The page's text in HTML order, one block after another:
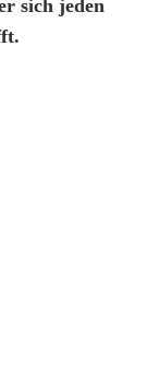
sich jeden